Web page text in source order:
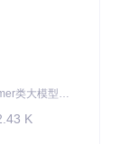
本项目是CANN提供的transformer类大模型算子库，实现网络在NPU上加速计算。
K